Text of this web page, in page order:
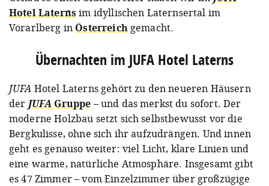
Hotel Laterns im idyllischen Laternsertal im
Vorarlberg in Österreichgemacht.
Übernachten im JUFA Hotel Laterns
JUFA Hotel Laterns gehört zu den neueren Häusern
der JUFA Gruppe – und das merkst du sofort. Der
moderne Holzbau setzt sich selbstbewusst vor die
Bergkulisse, ohne sich ihr aufzudrängen. Und innen
geht es genauso weiter: viel Licht, klare Linien und
eine warme, natürliche Atmosphäre. Insgesamt gibt
es 47 Zimmer – vom Einzelzimmer über großzügige